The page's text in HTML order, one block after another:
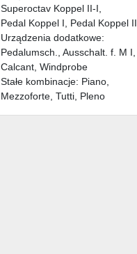
Superoctav Koppel II-I,
Pedal Koppel I, Pedal Koppel II
Urządzenia dodatkowe:
Pedalumsch., Ausschalt. f. M I,
Calcant, Windprobe
Stałe kombinacje: Piano,
Mezzoforte, Tutti, Pleno